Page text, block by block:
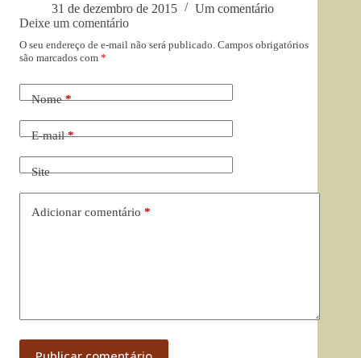
31 de dezembro de 2015
Um comentário
Deixe um comentário
O seu endereço de e-mail não será publicado. Campos obrigatórios
são marcados com *
Nome*
E-mail*
Site
Adicionar comentário *